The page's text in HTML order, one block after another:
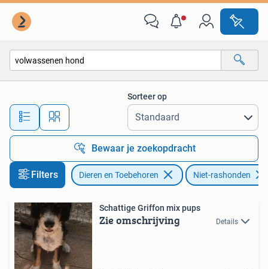
Alle afstanden…
Sorteer op
Bewaar je zoekopdracht
Filters Dieren en Toebehoren Niet-rashonden
Schattige Griffon mix pups
Zie omschrijving Details